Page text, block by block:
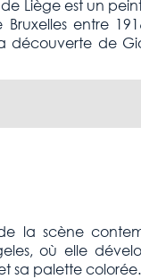
Liège est un
entre
découverte de
la scène
où elle
sa palette